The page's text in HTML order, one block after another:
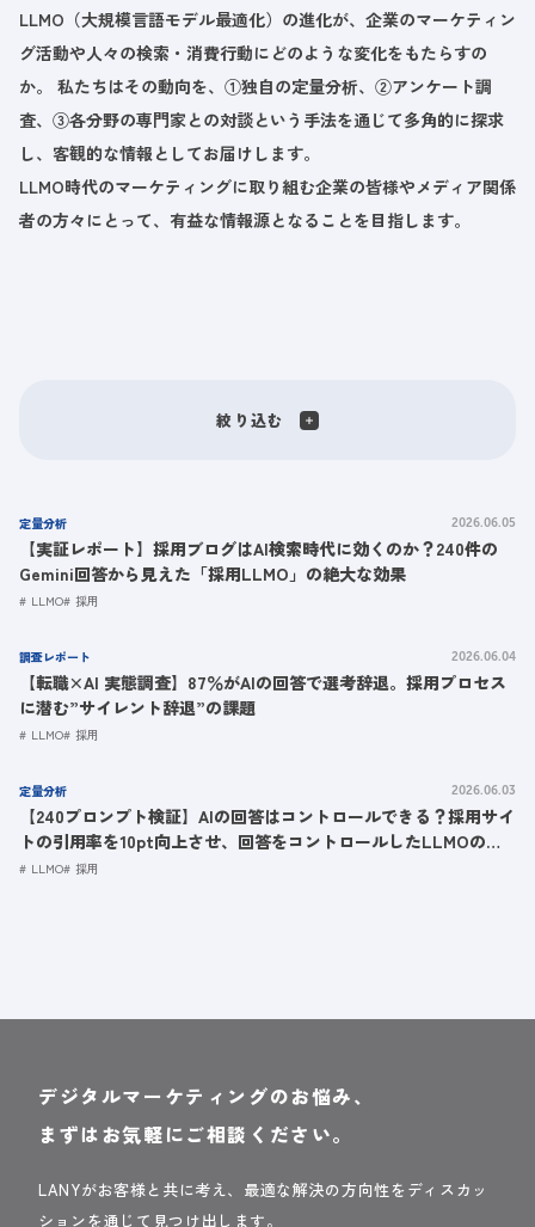
LLMO（大規模言語モデル最適化）の進化が、企業のマーケティン
グ活動や人々の検索・消費行動にどのような変化をもたらすの
か。 私たちはその動向を、①独自の定量分析、②アンケート調
査、③各分野の専門家との対談という手法を通じて多角的に探求
し、客観的な情報としてお届けします。
LLMO時代のマーケティングに取り組む企業の皆様やメディア関係
者の方々にとって、有益な情報源となることを目指します。
絞り込む
定量分析 2026.06.05
【実証レポート】採用ブログはAI検索時代に効くのか？240件の
Gemini回答から見えた「採用LLMO」の絶大な効果
LLMO 採用
調査レポート 2026.06.04
【転職×AI 実態調査】87％がAIの回答で選考辞退。採用プロセス
に潜む”サイレント辞退”の課題
LLMO 採用
定量分析 2026.06.03
【240プロンプト検証】AIの回答はコントロールできる？採用サイ
トの引用率を10pt向上させ、回答をコントロールしたLLMOの具
体策
LLMO 採用
デジタルマーケティングのお悩み、
まずはお気軽にご相談ください。
LANYがお客様と共に考え、最適な解決の方向性をディスカッ
ションを通じて見つけ出します。